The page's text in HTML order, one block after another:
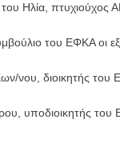
Ηλία, πτυχιούχος
του ΕΦΚΑ οι
νου, διοικητής
υποδιοικητής